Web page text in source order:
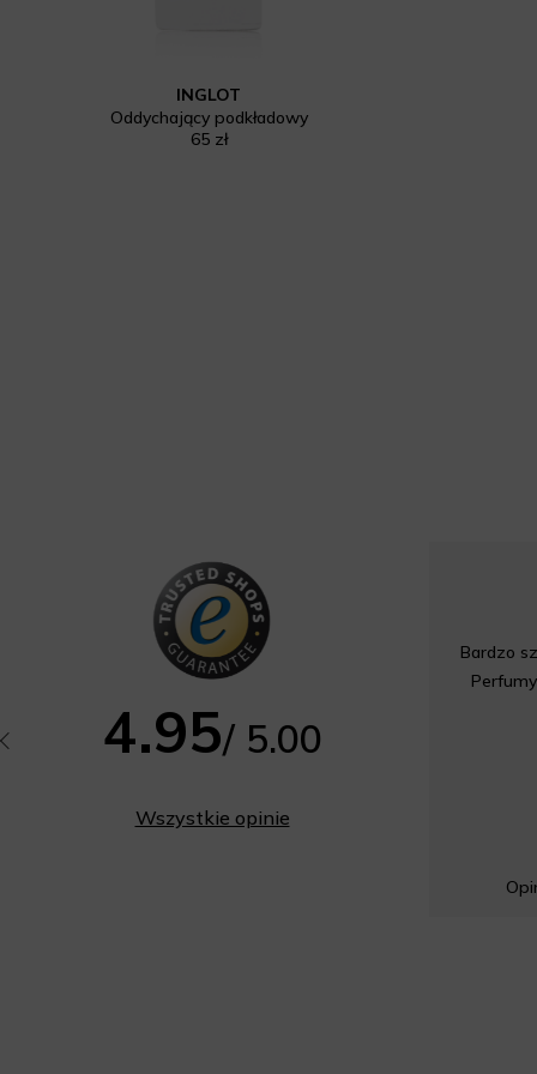
INGLOT
Oddychający podkładowy
65 zł
4.95/ 5.00
Wszystkie opinie
Bardzo